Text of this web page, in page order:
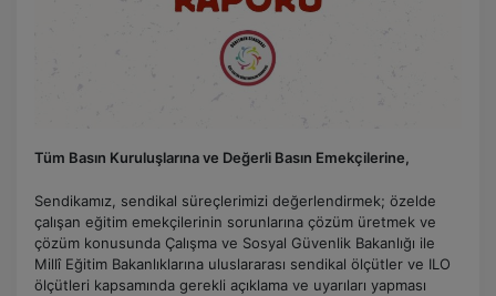
Tüm Basın Kuruluşlarına ve Değerli Basın Emekçilerine,
Sendikamız, sendikal süreçlerimizi değerlendirmek; özelde
çalışan eğitim emekçilerinin sorunlarına çözüm üretmek ve
çözüm konusunda Çalışma ve Sosyal Güvenlik Bakanlığı ile
Millî Eğitim Bakanlıklarına uluslararası sendikal ölçütler ve ILO
ölçütleri kapsamında gerekli açıklama ve uyarıları yapması